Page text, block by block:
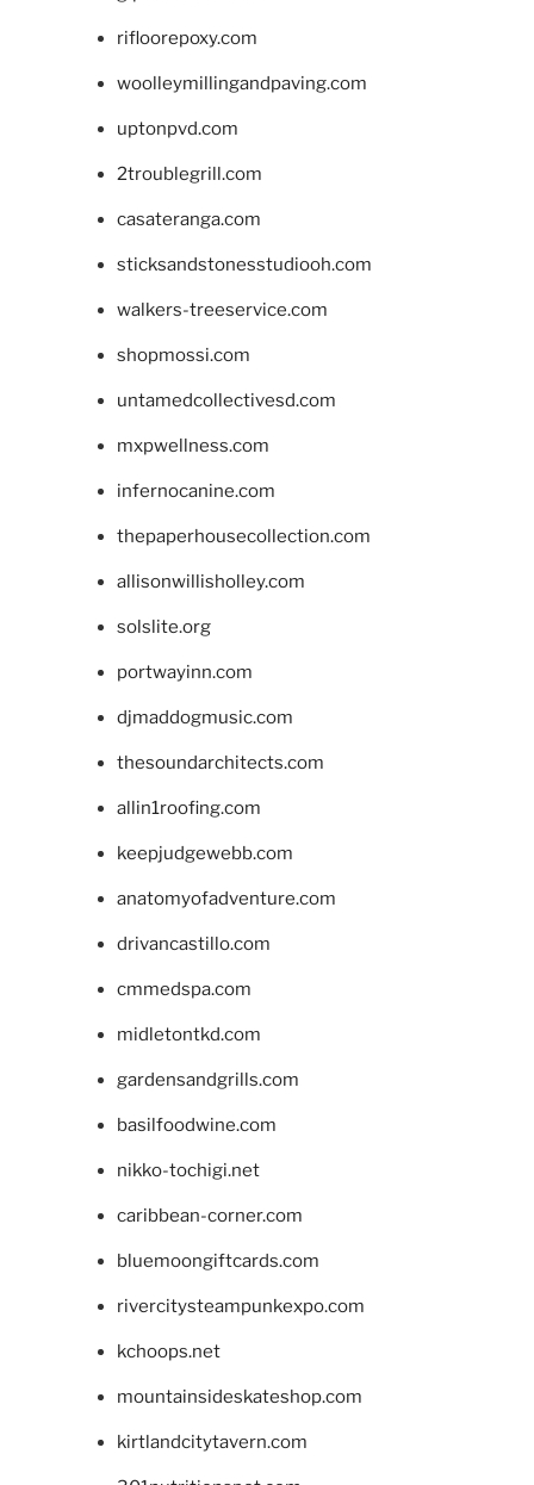
rifloorepoxy.com
woolleymillingandpaving.com
uptonpvd.com
2troublegrill.com
casateranga.com
sticksandstonesstudiooh.com
walkers-treeservice.com
shopmossi.com
untamedcollectivesd.com
mxpwellness.com
infernocanine.com
thepaperhousecollection.com
allisonwillisholley.com
solslite.org
portwayinn.com
djmaddogmusic.com
thesoundarchitects.com
allin1roofing.com
keepjudgewebb.com
anatomyofadventure.com
drivancastillo.com
cmmedspa.com
midletontkd.com
gardensandgrills.com
basilfoodwine.com
nikko-tochigi.net
caribbean-corner.com
bluemoongiftcards.com
rivercitysteampunkexpo.com
kchoops.net
mountainsideskateshop.com
kirtlandcitytavern.com